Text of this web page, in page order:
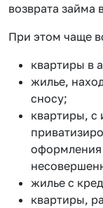
возврата займа
При этом чаще
квартиры в
жилье,
сносу;
квартиры, с
оформления
жилье с
квартиры,